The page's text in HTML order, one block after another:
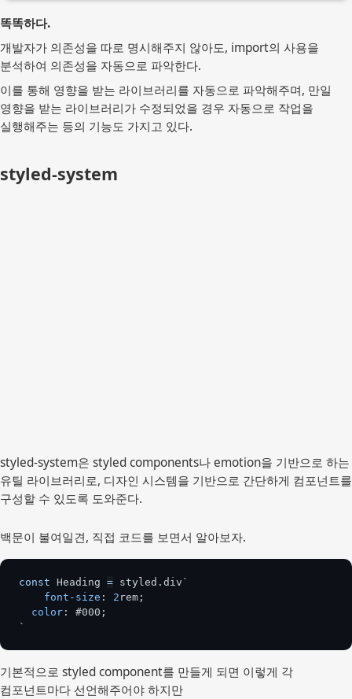
똑똑하다.
개발자가 의존성을 따로 명시해주지 않아도, import의 사용을
분석하여 의존성을 자동으로 파악한다.
이를 통해 영향을 받는 라이브러리를 자동으로 파악해주며, 만일
영향을 받는 라이브러리가 수정되었을 경우 자동으로 작업을
실행해주는 등의 기능도 가지고 있다.
styled-system
styled-system은 styled components나 emotion을 기반으로 하는
유틸 라이브러리로, 디자인 시스템을 기반으로 간단하게 컴포넌트를
구성할 수 있도록 도와준다.
백문이 불여일견, 직접 코드를 보면서 알아보자.
const Heading = styled . div `
font-size : 2 rem ;
color : #000 ;
`
기본적으로 styled component를 만들게 되면 이렇게 각
컴포넌트마다 선언해주어야 하지만